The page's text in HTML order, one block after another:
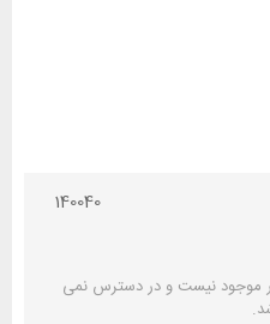
140040
موجود نیست و در دسترس نمی